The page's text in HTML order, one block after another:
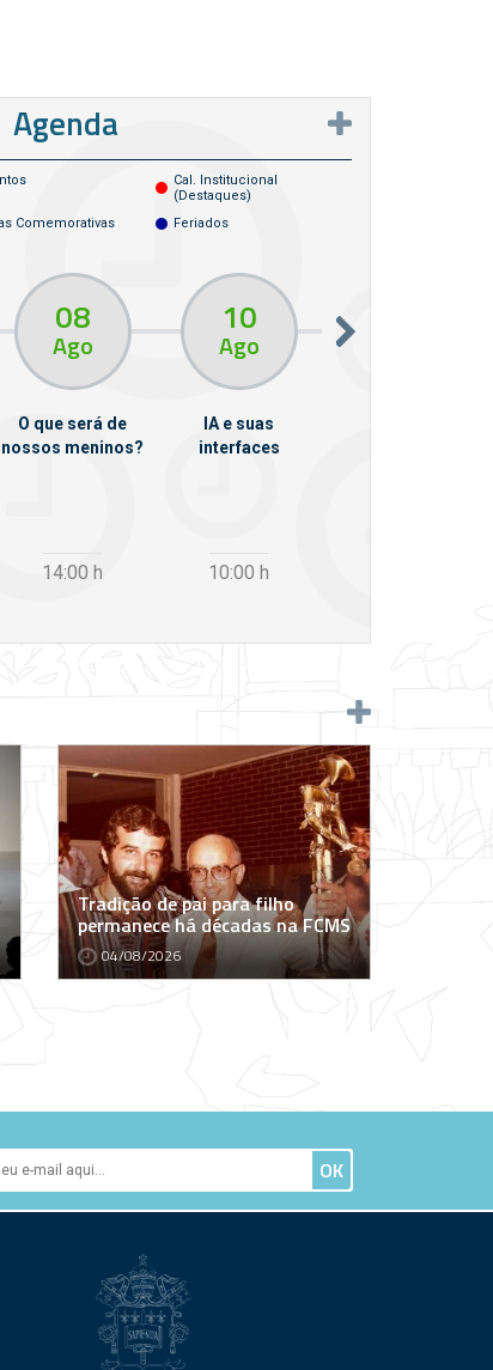
Agenda
Cal. Institucional
(destaques)
Comemorativas
Feriados
08
Ago
O que será de
nossos meninos?
14:00 h
10
Ago
IA e suas
interfaces
10:00 h
Tradição de pai para filho
permanece há décadas na FCMS
04/08/2026